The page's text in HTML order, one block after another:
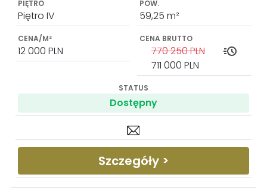
Piętro IV 59,25 m²
12 000 PLN
770 250 PLN
711 000 PLN
Dostępny
Szczegóły >